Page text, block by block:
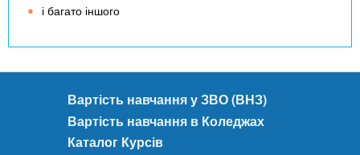
і багато іншого
Вартість навчання у ЗВО (ВНЗ)
Вартість навчання в Коледжах
Каталог Курсів